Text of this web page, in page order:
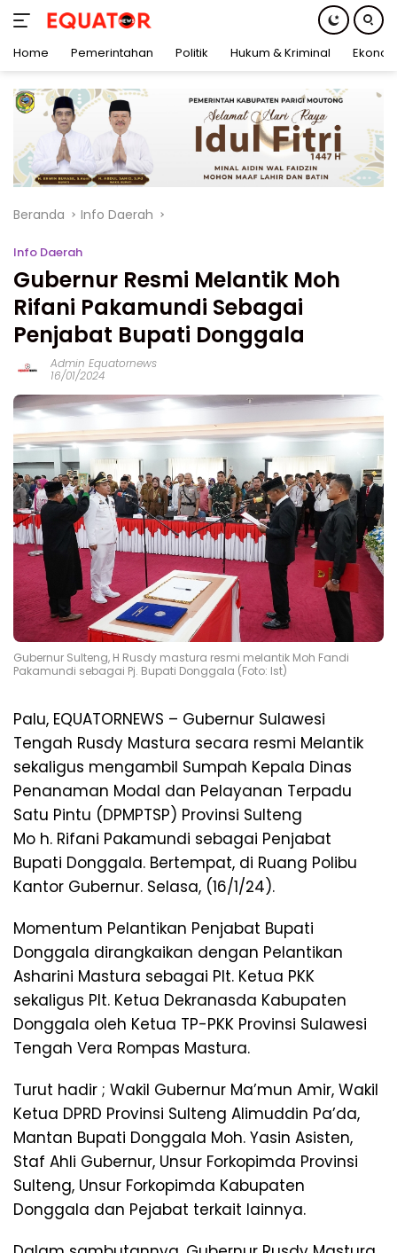
konten
Home Pemerintahan Politik Hukum & Kriminal
Beranda Info Daerah
Info Daerah
Gubernur Resmi Melantik Moh
Rifani Pakamundi Sebagai
Penjabat Bupati Donggala
Admin Equatornews
16/01/2024
Gubernur Sulteng, H Rusdy mastura resmi melantik Moh Fandi
Pakamundi sebagai Pj. Bupati Donggala (Foto: Ist)
Palu, EQUATORNEWS – Gubernur Sulawesi
Tengah Rusdy Mastura secara resmi Melantik
sekaligus mengambil Sumpah Kepala Dinas
Penanaman Modal dan Pelayanan Terpadu
Satu Pintu (DPMPTSP) Provinsi Sulteng
Mo h. Rifani Pakamundi sebagai Penjabat
Bupati Donggala. Bertempat, di Ruang Polibu
Kantor Gubernur. Selasa, (16/1/24).
Momentum Pelantikan Penjabat Bupati
Donggala dirangkaikan dengan Pelantikan
Asharini Mastura sebagai Plt. Ketua PKK
sekaligus Plt. Ketua Dekranasda Kabupaten
Donggala oleh Ketua TP-PKK Provinsi Sulawesi
Tengah Vera Rompas Mastura.
Turut hadir ; Wakil Gubernur Ma’mun Amir, Wakil
Ketua DPRD Provinsi Sulteng Alimuddin Pa’da,
Mantan Bupati Donggala Moh. Yasin Asisten,
Staf Ahli Gubernur, Unsur Forkopimda Provinsi
Sulteng, Unsur Forkopimda Kabupaten
Donggala dan Pejabat terkait lainnya.